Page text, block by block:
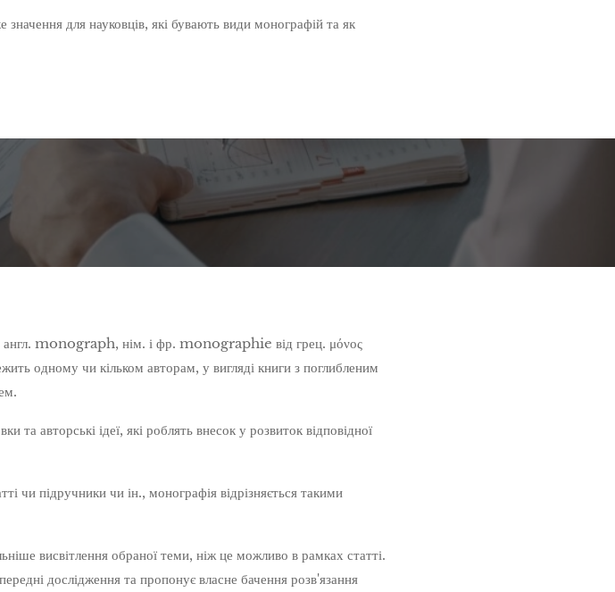
для науковців, які бувають види монографій та як
англ. monograph, нім. і фр. monographie від грец. μόνος
одному чи кільком авторам, у вигляді книги з поглибленим
авторські ідеї, які роблять внесок у розвиток відповідної
чи підручники чи ін., монографія відрізняється такими
висвітлення обраної теми, ніж це можливо в рамках статті.
дослідження та пропонує власне бачення розв'язання